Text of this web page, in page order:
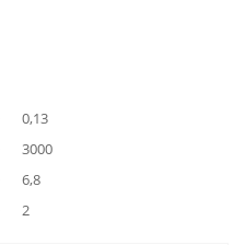
0,13
3000
6,8
2